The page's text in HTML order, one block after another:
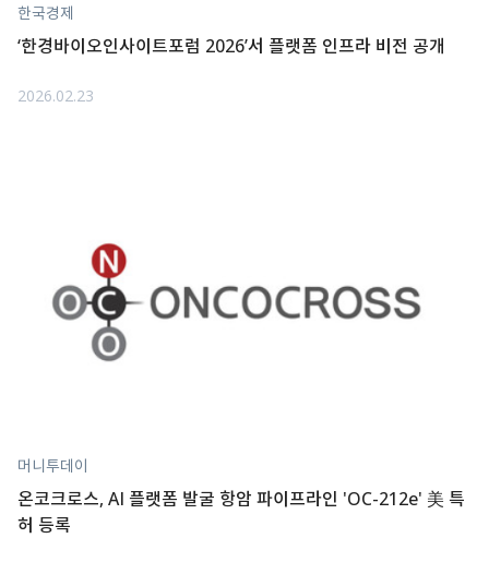
한국경제
‘한경바이오인사이트포럼 2026’서 플랫폼 인프라 비전 공개
2026.02.23
머니투데이
온코크로스, AI 플랫폼 발굴 항암 파이프라인 'OC-212e' 美 특
허 등록